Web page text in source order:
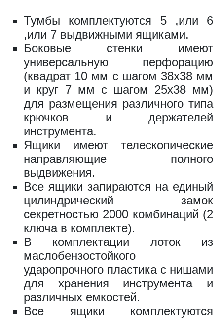
модульный
ВxШxГ:
38 х 240 х 45
0.3 кг
940 за шт.
универсальный
ВxШxГ:
Вес:
1.2 кг
2160 за шт.
Держатель свёрл L=315
ВxШxГ:
57 x 315 x 90
Вес:
Тумбы комплектуются 5 ,или 6
,или 7 выдвижными ящиками.
Боковые стенки имеют
универсальную перфорацию
(квадрат 10 мм c шагом 38х38 мм
и круг 7 мм с шагом 25х38 мм)
для размещения различного типа
крючков и держателей
инструмента.
Ящики имеют телескопические
направляющие полного
выдвижения.
Все ящики запираются на единый
цилиндрический замок
секретностью 2000 комбинаций (2
ключа в комплекте).
В комплектации лоток из
маслобензостойкого
ударопрочного пластика с нишами
для хранения инструмента и
различных емкостей.
Все ящики комплектуются